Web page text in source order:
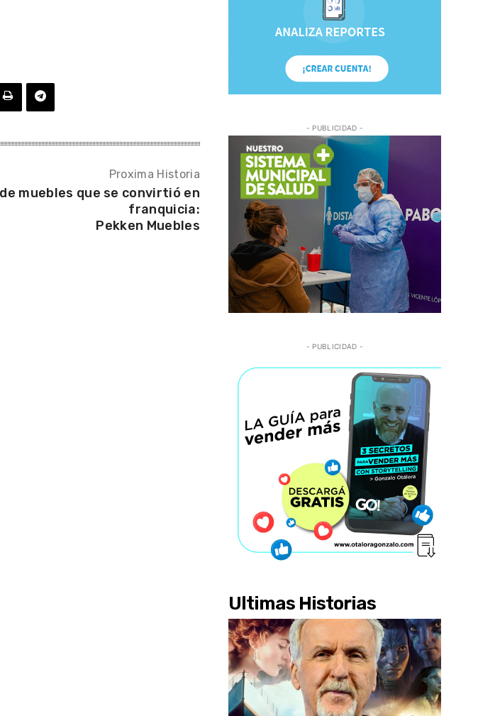
Proxima Historia
muebles que se convirtió en
franquicia:
Pekken Muebles
- PUBLICIDAD -
- PUBLICIDAD -
Ultimas Historias